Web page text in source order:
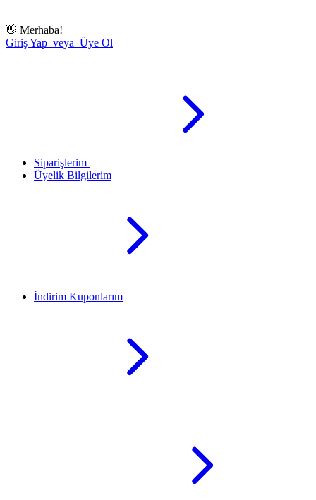
👋 Merhaba!
Giriş Yap veya Üye Ol
Siparişlerim
Üyelik Bilgilerim
İndirim Kuponlarım